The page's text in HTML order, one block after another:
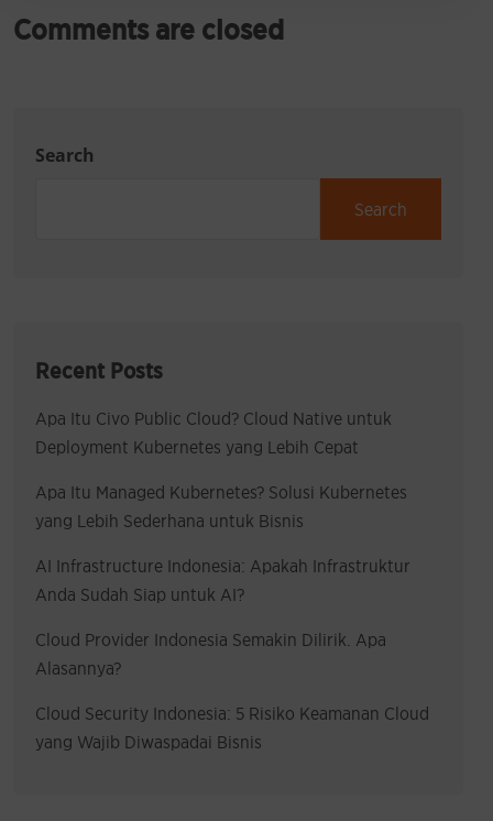
Comments are closed
Search
Search
Recent Posts
Apa Itu Civo Public Cloud? Cloud Native untuk
Deployment Kubernetes yang Lebih Cepat
Apa Itu Managed Kubernetes? Solusi Kubernetes
yang Lebih Sederhana untuk Bisnis
AI Infrastructure Indonesia: Apakah Infrastruktur
Anda Sudah Siap untuk AI?
Cloud Provider Indonesia Semakin Dilirik. Apa
Alasannya?
Cloud Security Indonesia: 5 Risiko Keamanan Cloud
yang Wajib Diwaspadai Bisnis